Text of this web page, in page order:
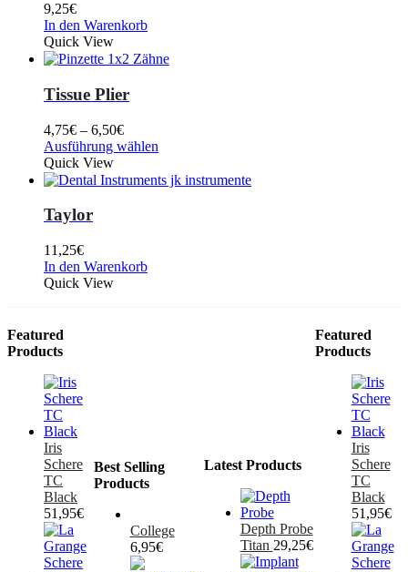
9,25€
In den Warenkorb
Quick View
Tissue Plier
4,75€ – 6,50€
Ausführung wählen
Quick View
Taylor
11,25€
In den Warenkorb
Quick View
Featured
Products
Iris
Schere
TC
Black
51,95€
Best Selling
Products
College
6,95€
Latest Products
Depth Probe
Titan 29,25€
Featured
Products
Iris
Schere
TC
Black
51,95€